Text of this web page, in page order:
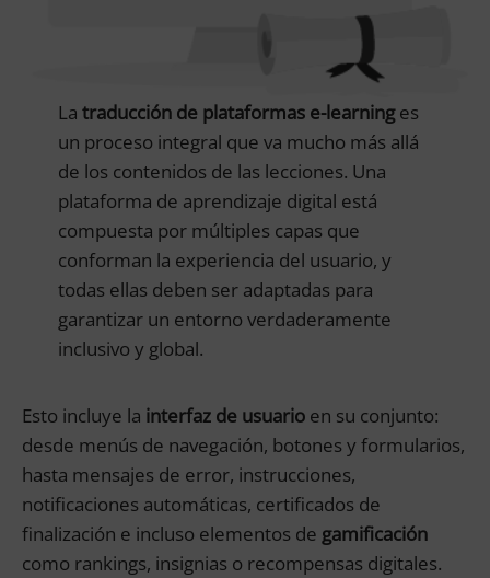
La traducción de plataformas e-learninges
un proceso integral que va mucho más allá
de los contenidos de las lecciones. Una
plataforma de aprendizaje digital está
compuesta por múltiples capas que
conforman la experiencia del usuario, y
todas ellas deben ser adaptadas para
garantizar un entorno verdaderamente
inclusivo y global.
Esto incluye la interfaz de usuario en su conjunto:
desde menús de navegación, botones y formularios,
hasta mensajes de error, instrucciones,
notificaciones automáticas, certificados de
finalización e incluso elementos de gamificación
como rankings, insignias o recompensas digitales.